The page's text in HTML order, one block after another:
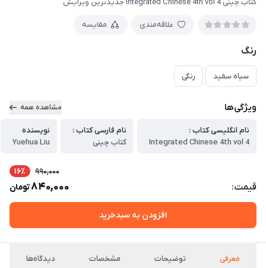
کتاب چینی Integrated Chinese 4th vol 4 جدیدترین ویرایش
علاقه‌مندی مقایسه
رنگ
سیاه سفید رنگی
ویژگی‌ها مشاهده همه
نام انگلیسی کتاب :
Integrated Chinese 4th vol 4
نام فارسی کتاب :
کتاب چینی
نویسنده
Yuehua Liu
قیمت:
990,000 16٪
840,000تومان
افزودن به سبدخرید
معرفی توضیحات مشخصات دیدگاه‌ها